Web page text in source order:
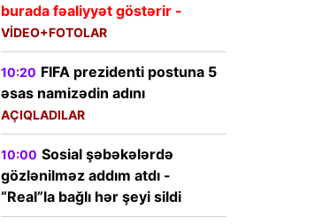
burada fəaliyyət göstərir -
VİDEO+FOTOLAR
10:20 FIFA prezidenti postuna 5
əsas namizədin adını
AÇIQLADILAR
10:00 Sosial şəbəkələrdə
gözlənilməz addım atdı -
“Real”la bağlı hər şeyi sildi